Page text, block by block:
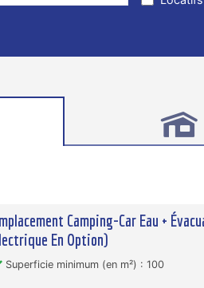
Camping-Car Eau +
En Option)
Superficie minimum (en m²) : 100